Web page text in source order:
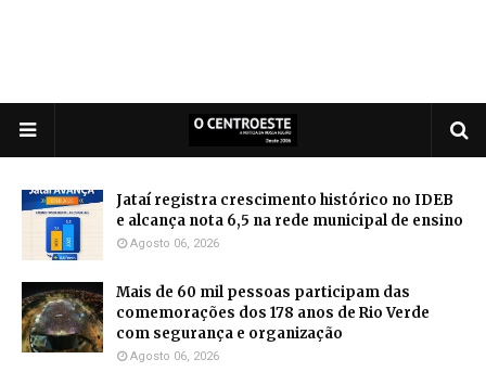
Jataí registra crescimento histórico no IDEB
e alcança nota 6,5 na rede municipal de ensino
Agosto 06, 2026
Mais de 60 mil pessoas participam das
comemorações dos 178 anos de Rio Verde
com segurança e organização
Agosto 06, 2026